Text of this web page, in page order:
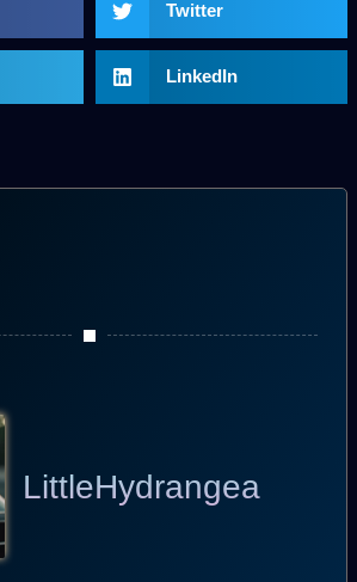
Twitter
LinkedIn
LittleHydrangea